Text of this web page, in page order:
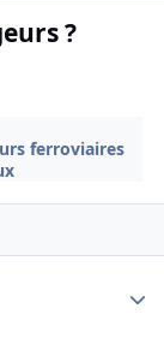
?
ferroviaires